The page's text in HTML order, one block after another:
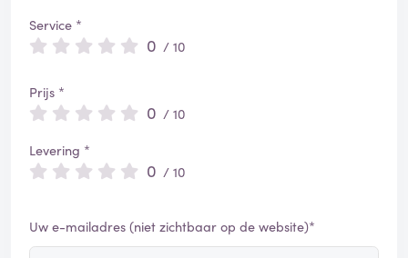
Service *
0 / 10
Prijs *
0 / 10
Levering *
0 / 10
Uw e-mailadres (niet zichtbaar op de website)*